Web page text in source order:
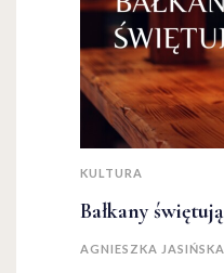
KULTURA
Bałkany świętują
AGNIESZKA JASIŃSKA